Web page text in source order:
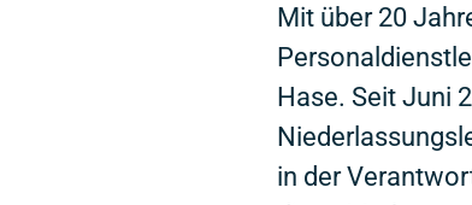
Mit über 20
Hase. Seit Juni
in der